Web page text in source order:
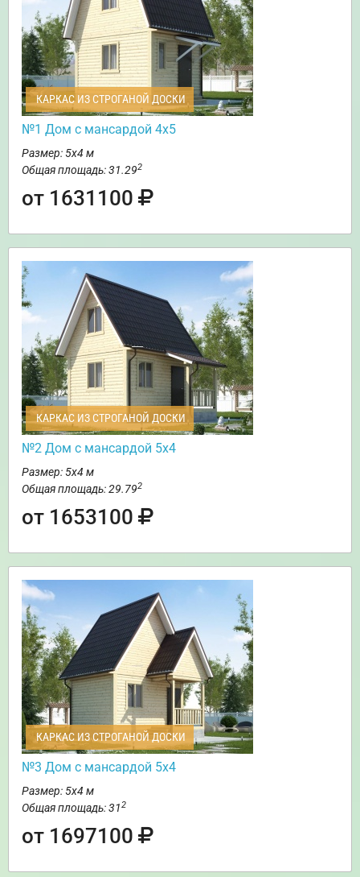
КАРКАС ИЗ СТРОГАНОЙ ДОСКИ
№1 Дом с мансардой 4х5
Размер: 5х4 м
Общая площадь: 31.292
от 1631100
КАРКАС ИЗ СТРОГАНОЙ ДОСКИ
№2 Дом с мансардой 5х4
Размер: 5х4 м
Общая площадь: 29.792
от 1653100
КАРКАС ИЗ СТРОГАНОЙ ДОСКИ
№3 Дом с мансардой 5х4
Размер: 5х4 м
Общая площадь: 312
от 1697100